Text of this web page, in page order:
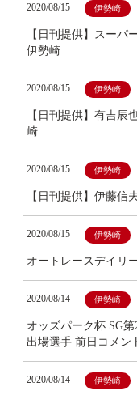
2020/08/15 伊勢崎
【日刊提供】スーパ
伊勢崎
2020/08/15 伊勢崎
【日刊提供】有吉辰
崎
2020/08/15 伊勢崎
【日刊提供】伊藤信
2020/08/15 伊勢崎
オートレースデイリ
2020/08/14 伊勢崎
オッズパーク杯 SG
出場選手 前日コメン
2020/08/14 伊勢崎